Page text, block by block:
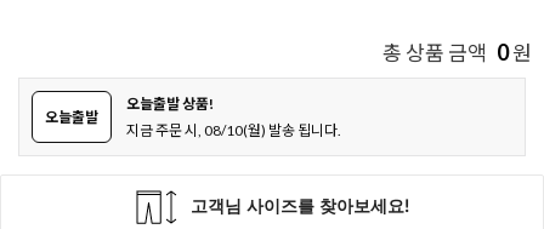
총 상품 금액 0원
오늘출발
오늘출발 상품!
지금 주문 시, 08/10(월) 발송 됩니다.